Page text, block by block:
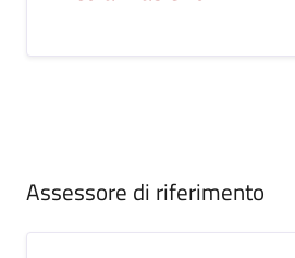
Assessore di riferimento